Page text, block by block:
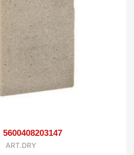
5600408203147
ART.DRY